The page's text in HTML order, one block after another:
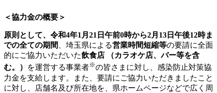
＜協力金の概要＞
原則として、令和4年1月21日午前0時から2月13日午後12時ま
での全ての期間
、埼玉県による営業時間短縮等の要請に全面
的にご協力いただいた飲食店 （カラオケ店、バー等を含
む。）
を運営する事業者※の皆さまに対し、感染防止対策協
力金を支給します。また、要請にご協力いただきましたこと
に対し、店舗名及び所在地を、県ホームページなどで広く周